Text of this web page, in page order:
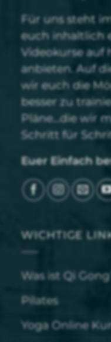
Für uns steht
euch inhaltlich
Videokurse auf
anbieten. Auf
wir euch die
besser zu
Pläne…die wir
Schritt für
Euer Einfach
WICHTIGE
Was ist Qi
Pilates
Yoga Online